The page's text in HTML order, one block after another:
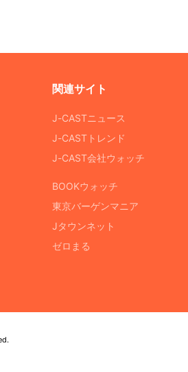
関連サイト
J-CASTニュース
J-CASTトレンド
J-CAST会社ウォッチ
BOOKウォッチ
東京バーゲンマニア
Jタウンネット
ゼロまる